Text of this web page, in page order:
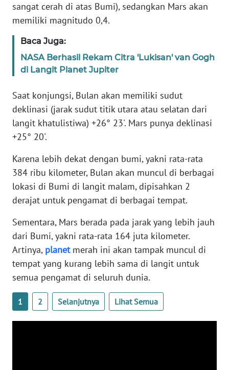
sangat cerah di atas Bumi), sedangkan Mars akan
memiliki magnitudo 0,4.
Baca Juga:
NASA Berhasil Rekam Citra 'Lukisan' van Gogh
di Langit Planet Jupiter
Saat konjungsi, Bulan akan memiliki sudut
deklinasi (jarak sudut titik utara atau selatan dari
langit khatulistiwa) +26° 23'. Mars punya deklinasi
+25° 20'.
Karena lebih dekat dengan bumi, yakni rata-rata
384 ribu kilometer, Bulan akan muncul di berbagai
lokasi di Bumi di langit malam, dipisahkan 2
derajat untuk pengamat di berbagai tempat.
Sementara, Mars berada pada jarak yang lebih jauh
dari Bumi, yakni rata-rata 164 juta kilometer.
Artinya, planetmerah ini akan tampak muncul di
tempat yang kurang lebih sama di langit untuk
semua pengamat di seluruh dunia.
1 2 Selanjutnya Lihat Semua
Regional
SUMUT
WN
WN
JABAR
BANTEN
WN
NTT
WN
KEPRI
WN
PAPUA
BARAT